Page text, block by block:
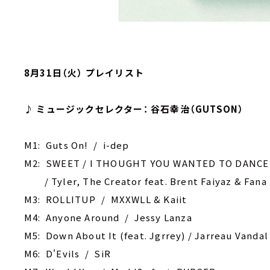
8月31日（火） プレイリスト
♪ ミュージックセレクター： 谷石幸治（GUTSON）
M1: Guts On! / i-dep
M2: SWEET / I THOUGHT YOU WANTED TO DANCE
/ Tyler, The Creator feat. Brent Faiyaz & Fana
M3: ROLLITUP / MXXWLL & Kaiit
M4: ‎Anyone Around / Jessy Lanza
M5: Down About It (feat. Jgrrey) / Jarreau Vandal
M6: D'Evils / SiR